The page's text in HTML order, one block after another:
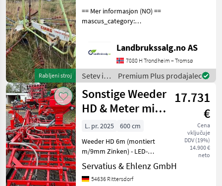
Rabljeni stroj
== Mer informasjon (NO) ==
mascus_category:
upon request: 6389 See
en.landbrukssalg.no/6389
for more images Specif
Landbrukssalg.no AS
7080 H Trondheim – Tromsø
Setev in
nega /
Sonstige
Premium Plus prodajalec
Sonstige Weeder
HD & Meter mit
Multi Seeder
17.731
€
Cena
vključuje
DDV (19%)
14.900 €
neto
L. pr. 2025
600 cm
Weeder HD 6m (montiert
m/9mm Zinken) - LED-
Beleuchtung m/Kabeln und
Stecker (heckangebaute)
Weeder 3m+4, 5m+6m+9m -
Servatius & Ehlenz GmbH
54636 Rittersdorf